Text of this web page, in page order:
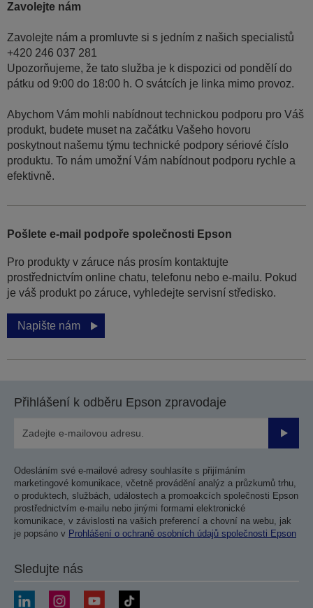
Zavolejte nám
Zavolejte nám a promluvte si s jedním z našich specialistů
+420 246 037 281
Upozorňujeme, že tato služba je k dispozici od pondělí do
pátku od 9:00 do 18:00 h. O svátcích je linka mimo provoz.
Abychom Vám mohli nabídnout technickou podporu pro Váš
produkt, budete muset na začátku Vašeho hovoru
poskytnout našemu týmu technické podpory sériové číslo
produktu. To nám umožní Vám nabídnout podporu rychle a
efektivně.
Pošlete e-mail podpoře společnosti Epson
Pro produkty v záruce nás prosím kontaktujte
prostřednictvím online chatu, telefonu nebo e-mailu. Pokud
je váš produkt po záruce, vyhledejte servisní středisko.
Napište nám
Přihlášení k odběru Epson zpravodaje
Odesláním své e-mailové adresy souhlasíte s přijímáním
marketingové komunikace, včetně provádění analýz a průzkumů trhu,
o produktech, službách, událostech a promoakcích společnosti Epson
prostřednictvím e-mailu nebo jinými formami elektronické
komunikace, v závislosti na vašich preferencí a chovní na webu, jak
je popsáno v Prohlášení o ochraně osobních údajů společnosti Epson
Sledujte nás